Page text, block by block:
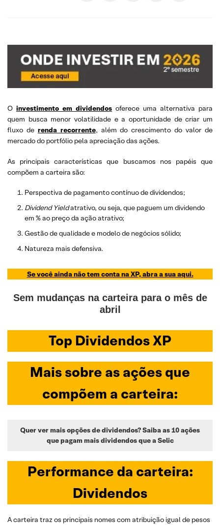
O investimento em dividendos oferece uma alternativa para
quem busca menor volatilidade e a oportunidade de criar um
fluxo de renda recorrente, além do crescimento do valor de
mercado do portfólio pela apreciação das ações.
As principais características que buscamos nos papéis que
compõem a carteira são:
Perspectiva de pagamento contínuo de dividendos;
Dividend Yieldatrativo, ou seja, que paguem um dividendo
em % ao preço da ação atrativo;
Gestão de qualidade e modelo de negócios sólido;
Natureza mais defensiva.
Se você ainda não tem conta na XP, abra a sua aqui.
Sem mudanças na carteira para o mês de
abril
Top Dividendos XP
Mais sobre as ações que
compõem a carteira:
Quer ver mais opções de dividendos? Saiba as 10 ações
que pagam mais dividendos que a Selic
Performance da carteira:
Dividendos
A carteira traz os principais nomes com atribuição igual de pesos